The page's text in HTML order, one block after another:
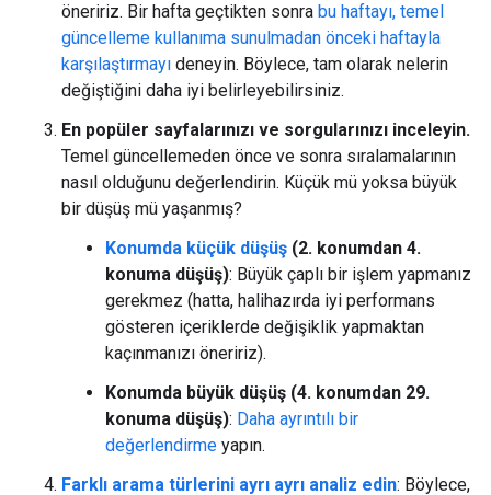
öneririz. Bir hafta geçtikten sonra bu haftayı, temel
güncelleme kullanıma sunulmadan önceki haftayla
karşılaştırmayı deneyin. Böylece, tam olarak nelerin
değiştiğini daha iyi belirleyebilirsiniz.
En popüler sayfalarınızı ve sorgularınızı inceleyin.
Temel güncellemeden önce ve sonra sıralamalarının
nasıl olduğunu değerlendirin. Küçük mü yoksa büyük
bir düşüş mü yaşanmış?
Konumda küçük düşüş (2. konumdan 4.
konuma düşüş): Büyük çaplı bir işlem yapmanız
gerekmez (hatta, halihazırda iyi performans
gösteren içeriklerde değişiklik yapmaktan
kaçınmanızı öneririz).
Konumda büyük düşüş (4. konumdan 29.
konuma düşüş): Daha ayrıntılı bir
değerlendirme yapın.
Farklı arama türlerini ayrı ayrı analiz edin: Böylece,